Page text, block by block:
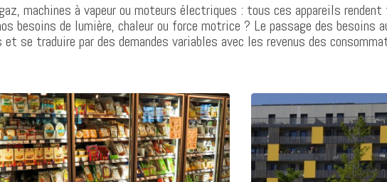
machines à vapeur ou moteurs électriques : tous ces appareils
besoins de lumière, chaleur ou force motrice ? Le passage des besoins
se traduire par des demandes variables avec les revenus des